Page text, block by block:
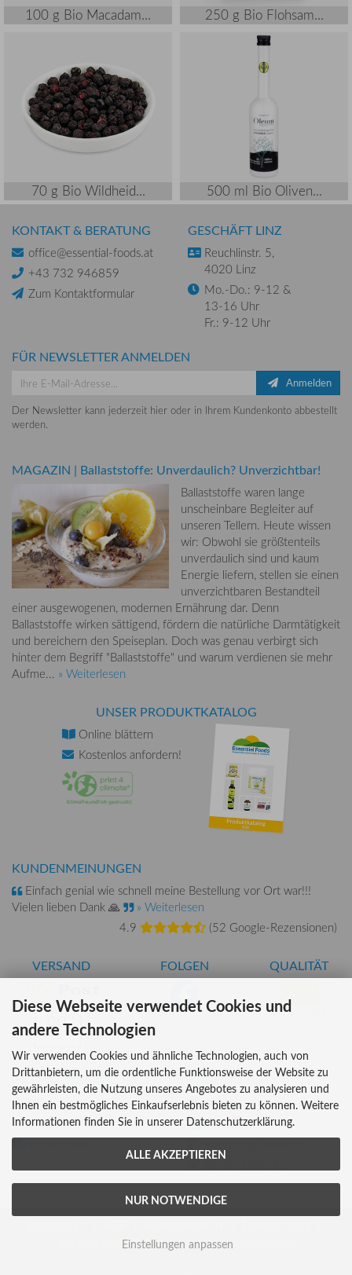
100 g Bio Macadam... 250 g Bio Flohsam...
70 g Bio Wildheid... 500 ml Bio Oliven...
KONTAKT & BERATUNG
office@essential-foods.at
+43 732 946859
Zum Kontaktformular
GESCHÄFT LINZ
Reuchlinstr. 5,
4020 Linz
Mo.-Do.: 9-12 &
13-16 Uhr
Fr.: 9-12 Uhr
FÜR NEWSLETTER ANMELDEN
Anmelden
Der Newsletter kann jederzeit hier oder in Ihrem Kundenkonto abbestellt
werden.
MAGAZIN | Ballaststoffe: Unverdaulich? Unverzichtbar!
Ballaststoffe waren lange
unscheinbare Begleiter auf
unseren Tellern. Heute wissen
wir: Obwohl sie größtenteils
unverdaulich sind und kaum
Energie liefern, stellen sie einen
unverzichtbaren Bestandteil
einer ausgewogenen, modernen Ernährung dar. Denn
Ballaststoffe wirken sättigend, fördern die natürliche Darmtätigkeit
und bereichern den Speiseplan. Doch was genau verbirgt sich
hinter dem Begriff "Ballaststoffe" und warum verdienen sie mehr
Aufme... » Weiterlesen
UNSER PRODUKTKATALOG
Online blättern
Kostenlos anfordern!
KUNDENMEINUNGEN
Einfach genial wie schnell meine Bestellung vor Ort war!!!
Vielen lieben Dank 🙏
» Weiterlesen
4.9
(52 Google-Rezensionen)
VERSAND FOLGEN QUALITÄT
AT-BIO-401
INFORMATIONEN
Über uns
Versandkosten
ZAHLUNG
Kreditkarte
Vertrag widerrufen
Cookie Einstellungen
Diese Webseite verwendet Cookies und
andere Technologien
Wir verwenden Cookies und ähnliche Technologien, auch von
Drittanbietern, um die ordentliche Funktionsweise der Website zu
gewährleisten, die Nutzung unseres Angebotes zu analysieren und
Ihnen ein bestmögliches Einkaufserlebnis bieten zu können. Weitere
Informationen finden Sie in unserer Datenschutzerklärung.
ALLE AKZEPTIEREN
NUR NOTWENDIGE
Einstellungen anpassen